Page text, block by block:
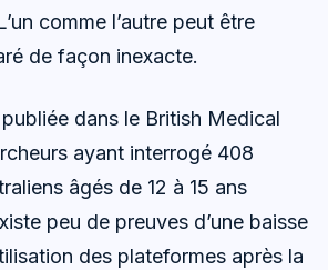
comme l’autre peut être
de façon inexacte.
dans le British Medical
ayant interrogé 408
âgés de 12 à 15 ans
peu de preuves d’une baisse
des plateformes après la